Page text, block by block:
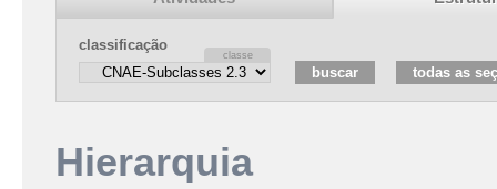
classificação
Hierarquia